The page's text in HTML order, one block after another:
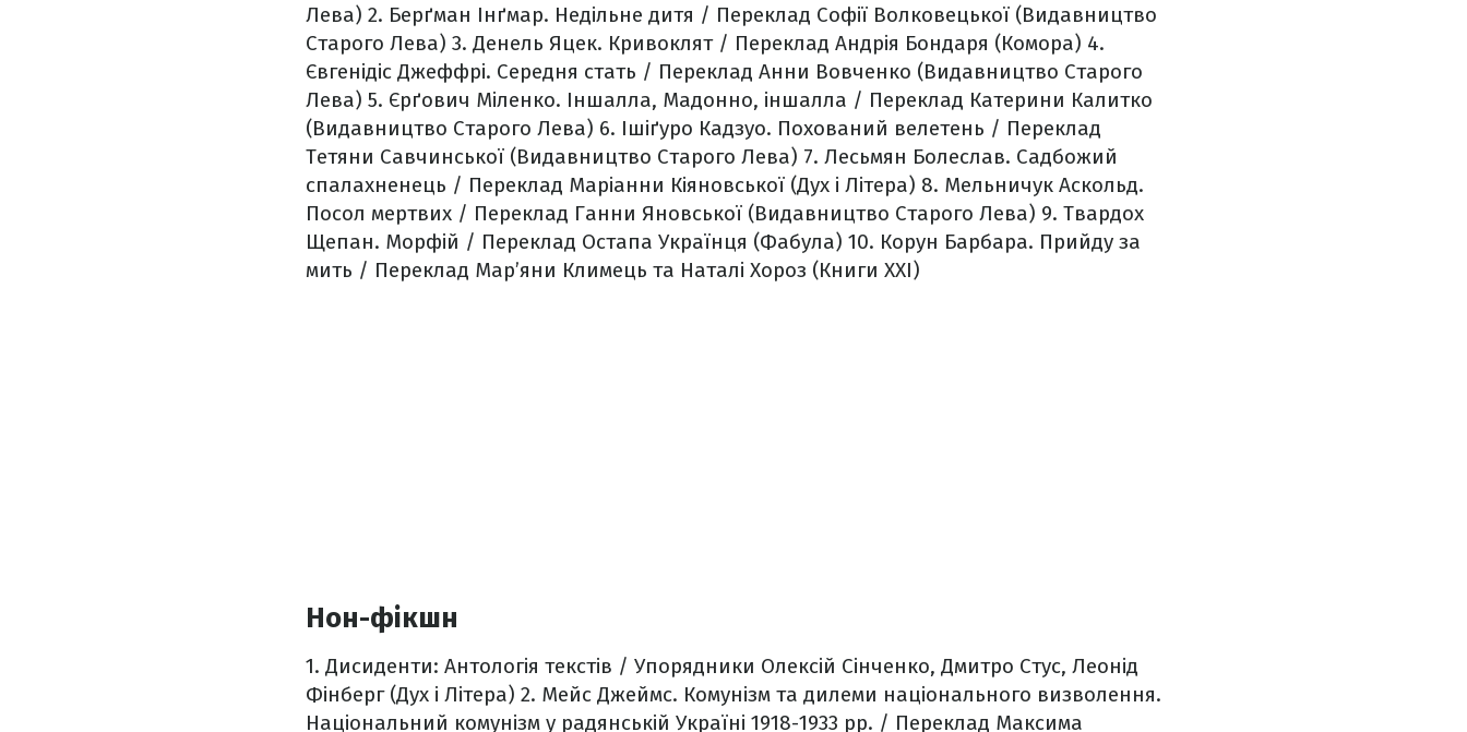
Лева) 2. Берґман Інґмар. Недільне дитя / Переклад Софії Волковецької (Видавництво
Старого Лева) 3. Денель Яцек. Кривоклят / Переклад Андрія Бондаря (Комора) 4.
Євгенідіс Джеффрі. Середня стать / Переклад Анни Вовченко (Видавництво Старого
Лева) 5. Єрґович Міленко. Іншалла, Мадонно, іншалла / Переклад Катерини Калитко
(Видавництво Старого Лева) 6. Ішіґуро Кадзуо. Похований велетень / Переклад
Тетяни Савчинської (Видавництво Старого Лева) 7. Лесьмян Болеслав. Садбожий
спалахненець / Переклад Маріанни Кіяновської (Дух і Літера) 8. Мельничук Аскольд.
Посол мертвих / Переклад Ганни Яновської (Видавництво Старого Лева) 9. Твардох
Щепан. Морфій / Переклад Остапа Українця (Фабула) 10. Корун Барбара. Прийду за
мить / Переклад Мар’яни Климець та Наталі Хороз (Книги ХХІ)
Нон-фікшн
1. Дисиденти: Антологія текстів / Упорядники Олексій Сінченко, Дмитро Стус, Леонід
Фінберг (Дух і Літера) 2. Мейс Джеймс. Комунізм та дилеми національного визволення.
Національний комунізм у радянській Україні 1918-1933 рр. / Переклад Максима